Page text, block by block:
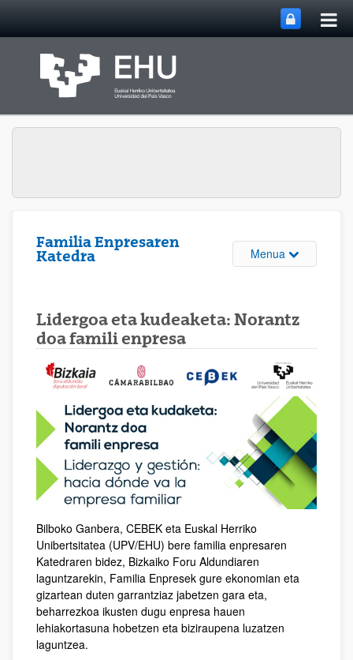
Familia Enpresaren
Katedra
Menua
Lidergoa eta kudeaketa: Norantz
doa famili enpresa
Bilboko Ganbera, CEBEK eta Euskal Herriko
Unibertsitatea (UPV/EHU) bere familia enpresaren
Katedraren bidez, Bizkaiko Foru Aldundiaren
laguntzarekin, Familia Enpresek gure ekonomian eta
gizartean duten garrantziaz jabetzen gara eta,
beharrezkoa ikusten dugu enpresa hauen
lehiakortasuna hobetzen eta biziraupena luzatzen
laguntzea.